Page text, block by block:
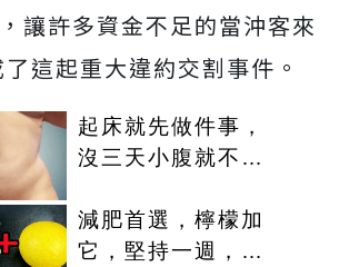
讓許多資金不足的當沖客來
這起重大違約交割事件。
起床就先做件事，
沒三天小腹就不見
小！
減肥首選，檸檬加
它，堅持一週，腰